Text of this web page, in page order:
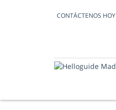
CONTÁCTENOS HOY